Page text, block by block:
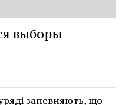
выборы
запевняють, що